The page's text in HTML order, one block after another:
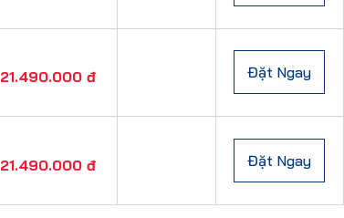
21.490.000 đ Đặt Ngay
21.490.000 đ Đặt Ngay